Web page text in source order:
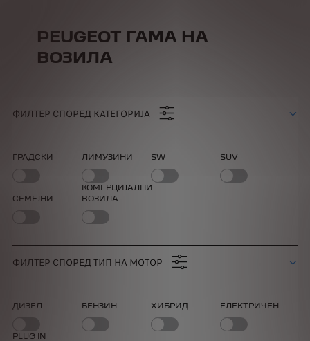
PEUGEOT ГАМА НА
ВОЗИЛА
ФИЛТЕР СПОРЕД КАТЕГОРИЈА
ГРАДСКИ ЛИМУЗИНИ SW SUV
СЕМЕЈНИ
КОМЕРЦИЈАЛНИ
ВОЗИЛА
ФИЛТЕР СПОРЕД ТИП НА МОТОР
ДИЗЕЛ БЕНЗИН ХИБРИД ЕЛЕКТРИЧЕН
PLUG IN